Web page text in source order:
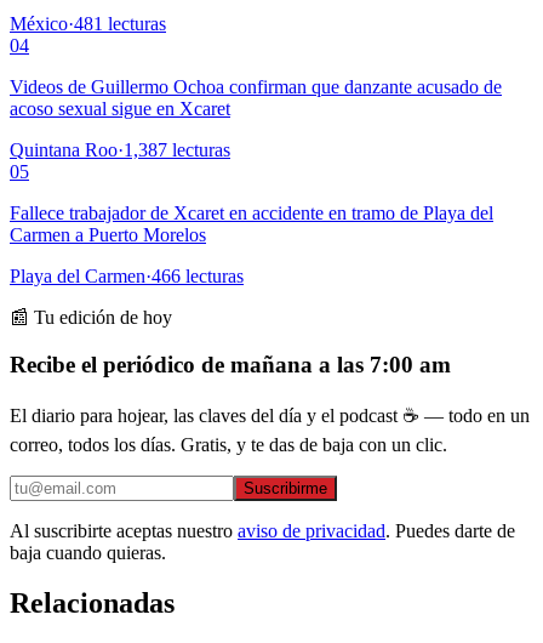
México·481 lecturas
04
Videos de Guillermo Ochoa confirman que danzante acusado de
acoso sexual sigue en Xcaret
Quintana Roo·1,387 lecturas
05
Fallece trabajador de Xcaret en accidente en tramo de Playa del
Carmen a Puerto Morelos
Playa del Carmen·466 lecturas
📰 Tu edición de hoy
Recibe el periódico de mañana a las 7:00 am
El diario para hojear, las claves del día y el podcast ☕ — todo en un
correo, todos los días. Gratis, y te das de baja con un clic.
Suscribirme
Al suscribirte aceptas nuestro aviso de privacidad. Puedes darte de
baja cuando quieras.
Relacionadas